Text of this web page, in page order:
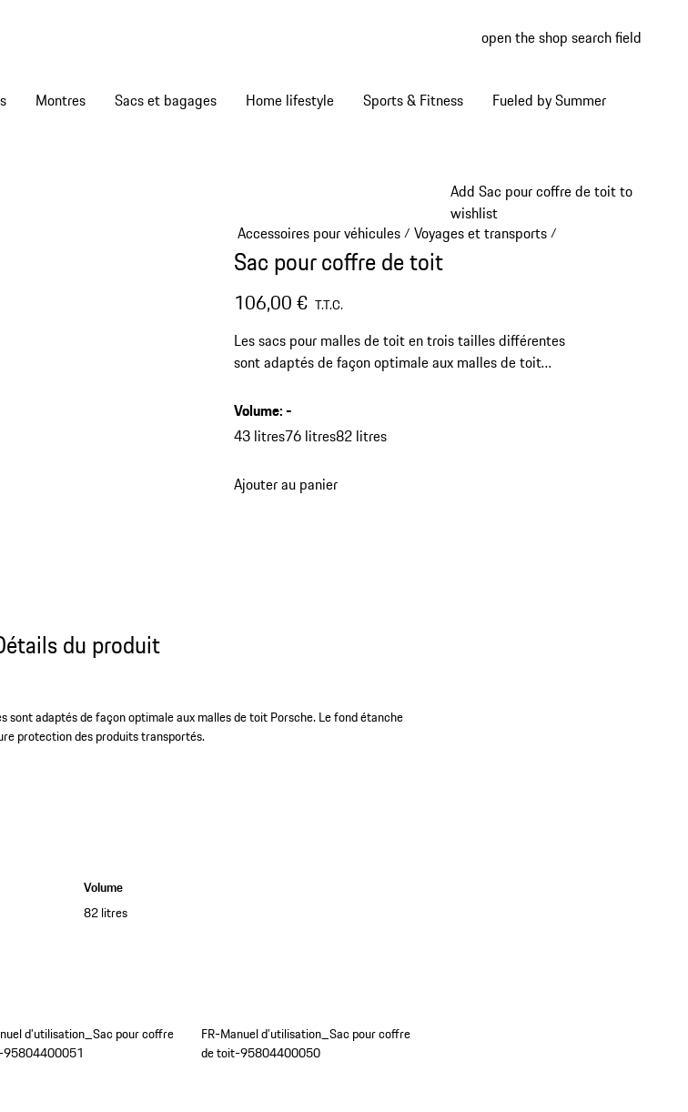
open the shop search field
Montres Sacs et bagages Home lifestyle Sports & Fitness Fueled by Summer
Add Sac pour coffre de toit to
wishlist
Accessoires pour véhicules/ Voyages et transports/
Sac pour coffre de toit
106,00 € T.T.C.
Les sacs pour malles de toit en trois tailles différentes
sont adaptés de façon optimale aux malles de toit
Volume:-
43 litres76 litres82 litres
Ajouter au panier
du produit
adaptés de façon optimale aux malles de toit Porsche. Le fond étanche
protection des produits transportés.
Volume
82 litres
d’utilisation_Sac pour coffre
FR-Manuel d’utilisation_Sac pour coffre
de toit-95804400050